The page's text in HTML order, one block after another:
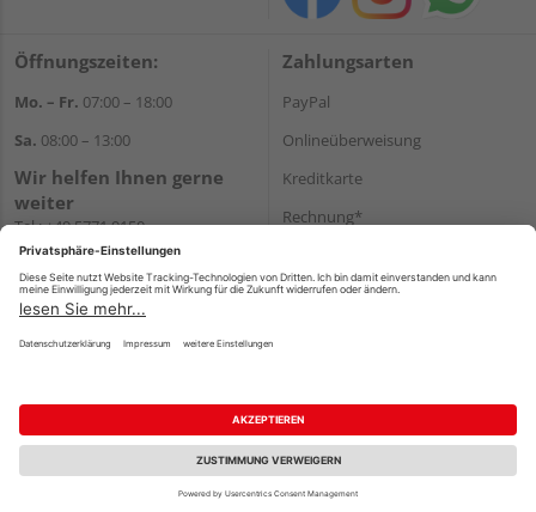
Öffnungszeiten:
Mo. – Fr. 07:00 – 18:00
Sa. 08:00 – 13:00
Wir helfen Ihnen gerne
weiter
Tel.:+49 5771 9150
E-Mail:info@holz-hassfeld.de
WhatsApp
Zahlungsarten
PayPal
Onlineüberweisung
Kreditkarte
Rechnung*
Versand
Impressum AGB Widerruf
Datenschutz
Reservierungsbedingungen
Vertrag widerrufen